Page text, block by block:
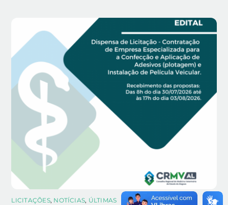
LICITAÇÕES, NOTÍCIAS, ÚLTIMAS